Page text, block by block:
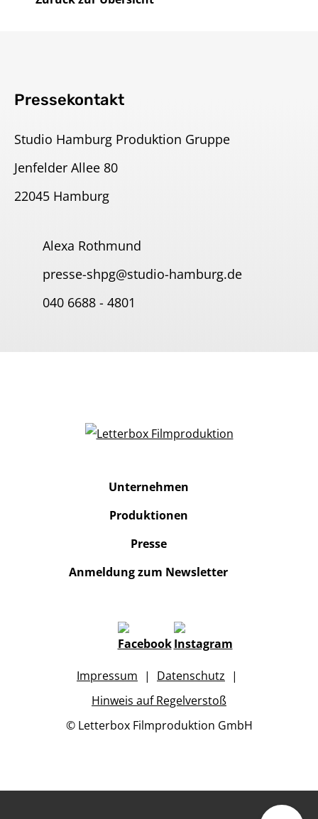
Pressekontakt
Studio Hamburg Produktion Gruppe
Jenfelder Allee 80
22045 Hamburg
Alexa Rothmund
presse-shpg@studio-hamburg.de
040 6688 - 4801
Unternehmen
Produktionen
Presse
Anmeldung zum Newsletter
Impressum
Datenschutz
Hinweis auf Regelverstoß
© Letterbox Filmproduktion GmbH